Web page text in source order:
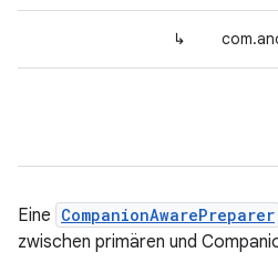
↳
Eine CompanionAwarePreparer
zwischen primären und